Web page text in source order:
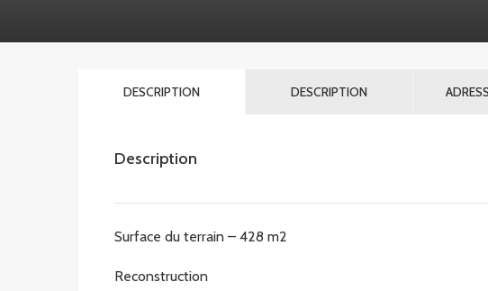
DESCRIPTION DESCRIPTION
Description
Surface du terrain – 428 m2
Reconstruction